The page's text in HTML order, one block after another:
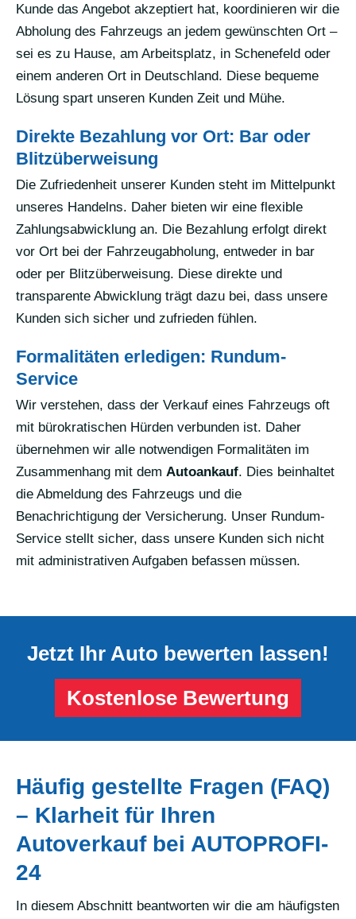
Kunde das Angebot akzeptiert hat, koordinieren wir die
Abholung des Fahrzeugs an jedem gewünschten Ort –
sei es zu Hause, am Arbeitsplatz, in Schenefeld oder
einem anderen Ort in Deutschland. Diese bequeme
Lösung spart unseren Kunden Zeit und Mühe.
Direkte Bezahlung vor Ort: Bar oder
Blitzüberweisung
Die Zufriedenheit unserer Kunden steht im Mittelpunkt
unseres Handelns. Daher bieten wir eine flexible
Zahlungsabwicklung an. Die Bezahlung erfolgt direkt
vor Ort bei der Fahrzeugabholung, entweder in bar
oder per Blitzüberweisung. Diese direkte und
transparente Abwicklung trägt dazu bei, dass unsere
Kunden sich sicher und zufrieden fühlen.
Formalitäten erledigen: Rundum-
Service
Wir verstehen, dass der Verkauf eines Fahrzeugs oft
mit bürokratischen Hürden verbunden ist. Daher
übernehmen wir alle notwendigen Formalitäten im
Zusammenhang mit dem Autoankauf. Dies beinhaltet
die Abmeldung des Fahrzeugs und die
Benachrichtigung der Versicherung. Unser Rundum-
Service stellt sicher, dass unsere Kunden sich nicht
mit administrativen Aufgaben befassen müssen.
Jetzt Ihr Auto bewerten lassen!
Kostenlose Bewertung
Häufig gestellte Fragen (FAQ)
– Klarheit für Ihren
Autoverkauf bei AUTOPROFI-
24
In diesem Abschnitt beantworten wir die am häufigsten